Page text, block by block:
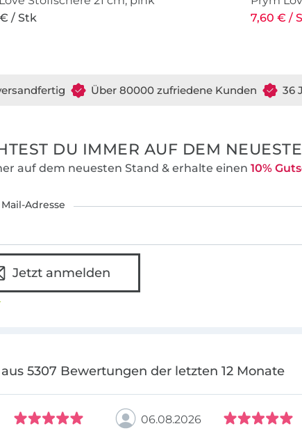
/ Stk
7,60 € /
Über 80000 zufriedene Kunden 36
DU IMMER AUF DEM
auf dem neuesten Stand & erhalte einen 10%
Adresse
Jetzt anmelden
5307 Bewertungen der letzten 12 Monate
06.08.2026